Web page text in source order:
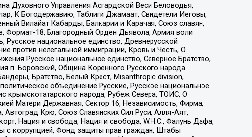
Духовного Управления Асгардской Веси Беловодья,
К Богодержавию, Таблиги Джамаат, Свидетели Иеговы,
Вилайат Кабарды, Балкарии и Карачая, Союз славян,
Формат-18, Благородный Орден Дьявола, Армия воли
национальное единство, Древнерусской
против нелегальной иммиграции, Кровь и Честь, О
Русское национальное единство, Северное Братство,
п. Боровский, Община Коренного Русского народа
Братство, Белый Крест, Misanthropic division,
объединение Русские, Русское национальное
крымскотатарского народа, Рубеж Севера, ТОЙС, О
Матери Державная, Сектор 16, Независимость, Фирма,
Крю, Союз Славянских Сил Руси, Алля-Аят,
Нация и свобода, Нация и свобода, W.H.С., Фалунь Дафа,
с коррупцией, Фонд защиты прав граждан, Штабы